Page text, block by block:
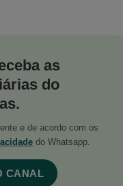
as
do
e de acordo com os
do Whatsapp.
CANAL